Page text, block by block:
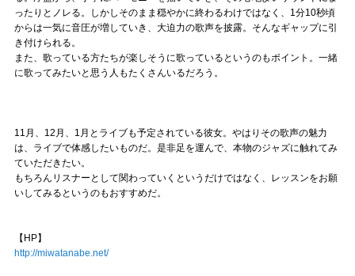
ったりとノレる。しかしそのまま穏やかに終わるわけではなく、1分10秒頃
からは一気に音圧が増していき、大迫力の歌声を披露。そんなギャップに引
き付けられる。
また、歌っている方たちが楽しそうに歌っているというのもポイント。一緒
に歌ってみたいと思う人もたくさんいるだろう。
11月、12月、1月とライブも予定されている彼女。やはりその歌声の魅力
は、ライブで体感したいものだ。是非足を運んで、本物のジャズに触れてみ
ていただきたい。
もちろんリスナーとして関わっていくというだけではなく、レッスンをお願
いしてみるというのもおすすめだ。
【HP】
http://miwatanabe.net/